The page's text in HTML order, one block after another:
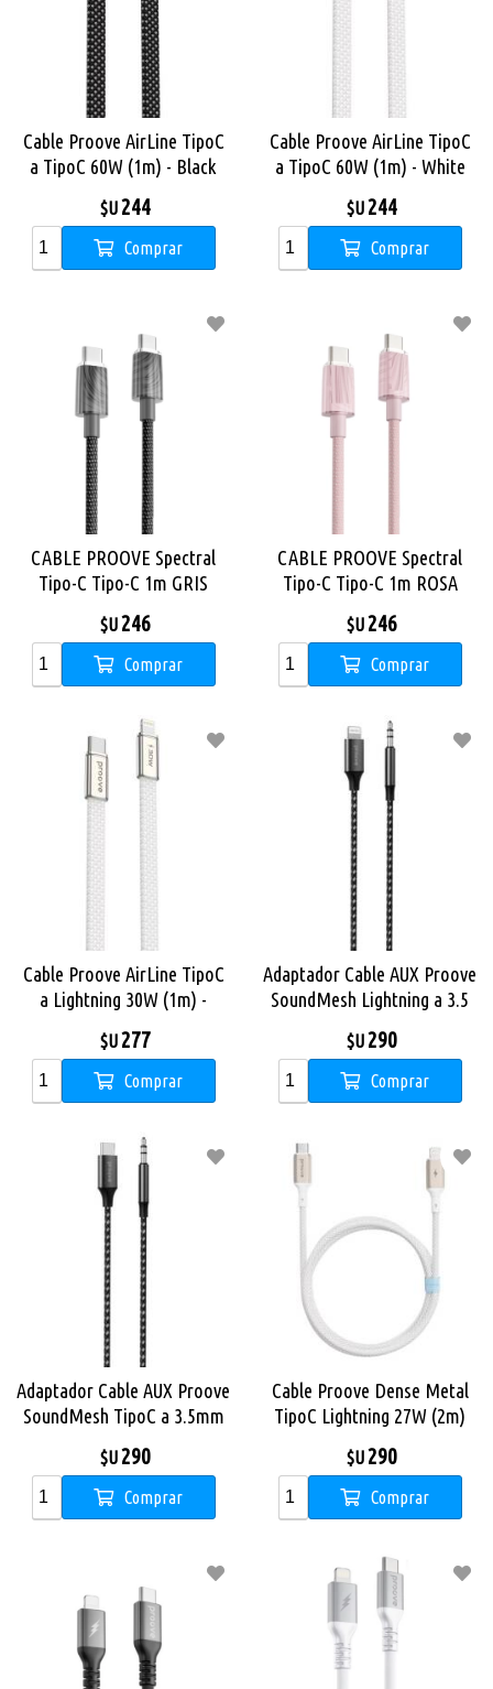
Cable Proove AirLine TipoC
a TipoC 60W (1m) - Black
$U244
Comprar
Cable Proove AirLine TipoC
a TipoC 60W (1m) - White
$U244
Comprar
CABLE PROOVE Spectral
Tipo-C Tipo-C 1m GRIS
$U246
Comprar
CABLE PROOVE Spectral
Tipo-C Tipo-C 1m ROSA
$U246
Comprar
Cable Proove AirLine TipoC
a Lightning 30W (1m) -
$U277
Comprar
Adaptador Cable AUX Proove
SoundMesh Lightning a 3.5
$U290
Comprar
Adaptador Cable AUX Proove
SoundMesh TipoC a 3.5mm
$U290
Comprar
Cable Proove Dense Metal
TipoC Lightning 27W (2m)
$U290
Comprar